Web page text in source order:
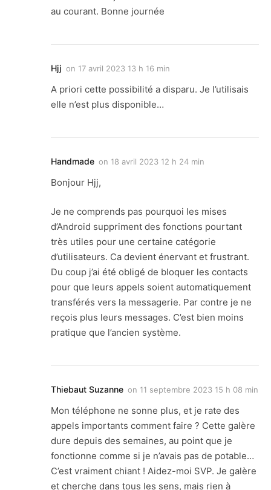
au courant. Bonne journée
Hjj on 17 avril 2023 13 h 16 min
A priori cette possibilité a disparu. Je l’utilisais
elle n’est plus disponible…
Handmade on 18 avril 2023 12 h 24 min
Bonjour Hjj,
Je ne comprends pas pourquoi les mises
d’Android suppriment des fonctions pourtant
très utiles pour une certaine catégorie
d’utilisateurs. Ca devient énervant et frustrant.
Du coup j’ai été obligé de bloquer les contacts
pour que leurs appels soient automatiquement
transférés vers la messagerie. Par contre je ne
reçois plus leurs messages. C’est bien moins
pratique que l’ancien système.
Thiebaut Suzanne on 11 septembre 2023 15 h 08 min
Mon téléphone ne sonne plus, et je rate des
appels importants comment faire ? Cette galère
dure depuis des semaines, au point que je
fonctionne comme si je n’avais pas de potable…
C’est vraiment chiant ! Aidez-moi SVP. Je galère
et cherche dans tous les sens, mais rien à